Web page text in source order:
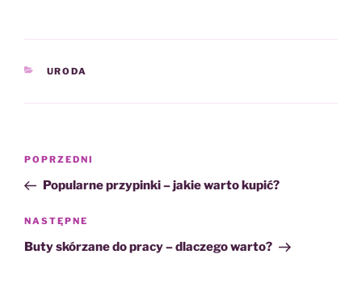
KATEGORIE
URODA
Nawigacja
Poprzedni
wpis
POPRZEDNI
Popularne przypinki – jakie warto kupić?
Następny
wpis
NASTĘPNE
Buty skórzane do pracy – dlaczego warto?